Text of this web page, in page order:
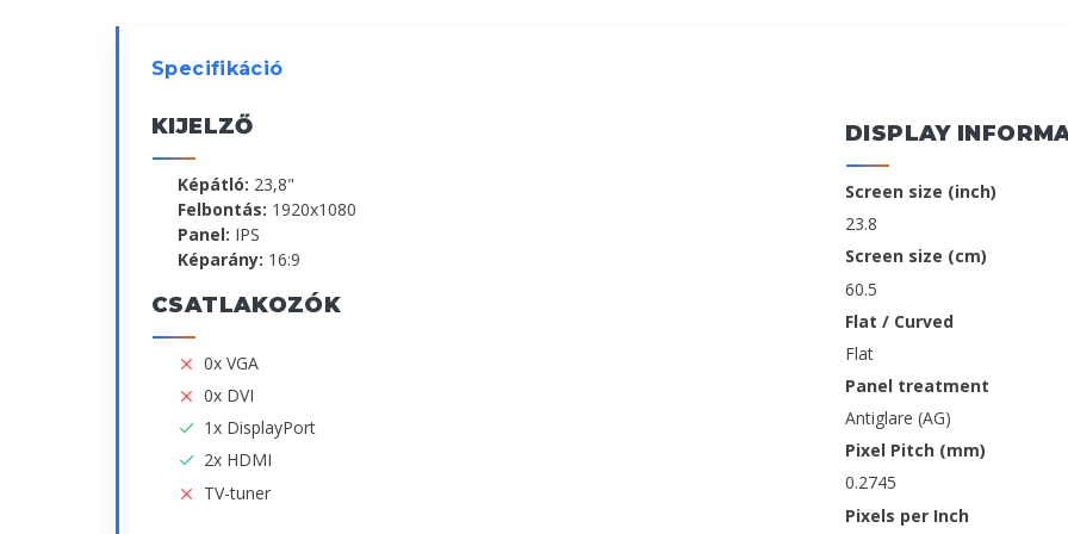
Specifikáció
KIJELZŐ
Képátló: 23,8"
Felbontás: 1920x1080
Panel: IPS
Képarány: 16:9
CSATLAKOZÓK
0x VGA
0x DVI
1x DisplayPort
2x HDMI
TV-tuner
DISPLAY
Screen size (inch)
23.8
Screen size (cm)
60.5
Flat / Curved
Flat
Panel treatment
Antiglare (AG)
Pixel Pitch (mm)
0.2745
Pixels per Inch